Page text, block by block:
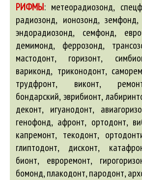
РИФМЫ: метеорадиозонд,
радиозонд, ионозонд,
эндорадиозонд, семфонд,
демимонд, феррозонд,
мастодонт, горизонт,
вариконд, триконодонт,
трудфронт, виконт,
бондарский, эврибионт,
деконт, игуанодонт,
генофонд, афронт, ортодонт,
капремонт, текодонт,
глиптодонт, дисконт,
бионт, евроремонт,
бомонд, плакодонт, пародонт,